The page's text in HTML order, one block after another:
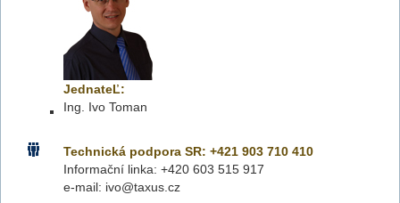
JednateĽ:
Ing. Ivo Toman
Technická podpora SR: +421 903 710 410
Informační linka: +420 603 515 917
e-mail: ivo@taxus.cz